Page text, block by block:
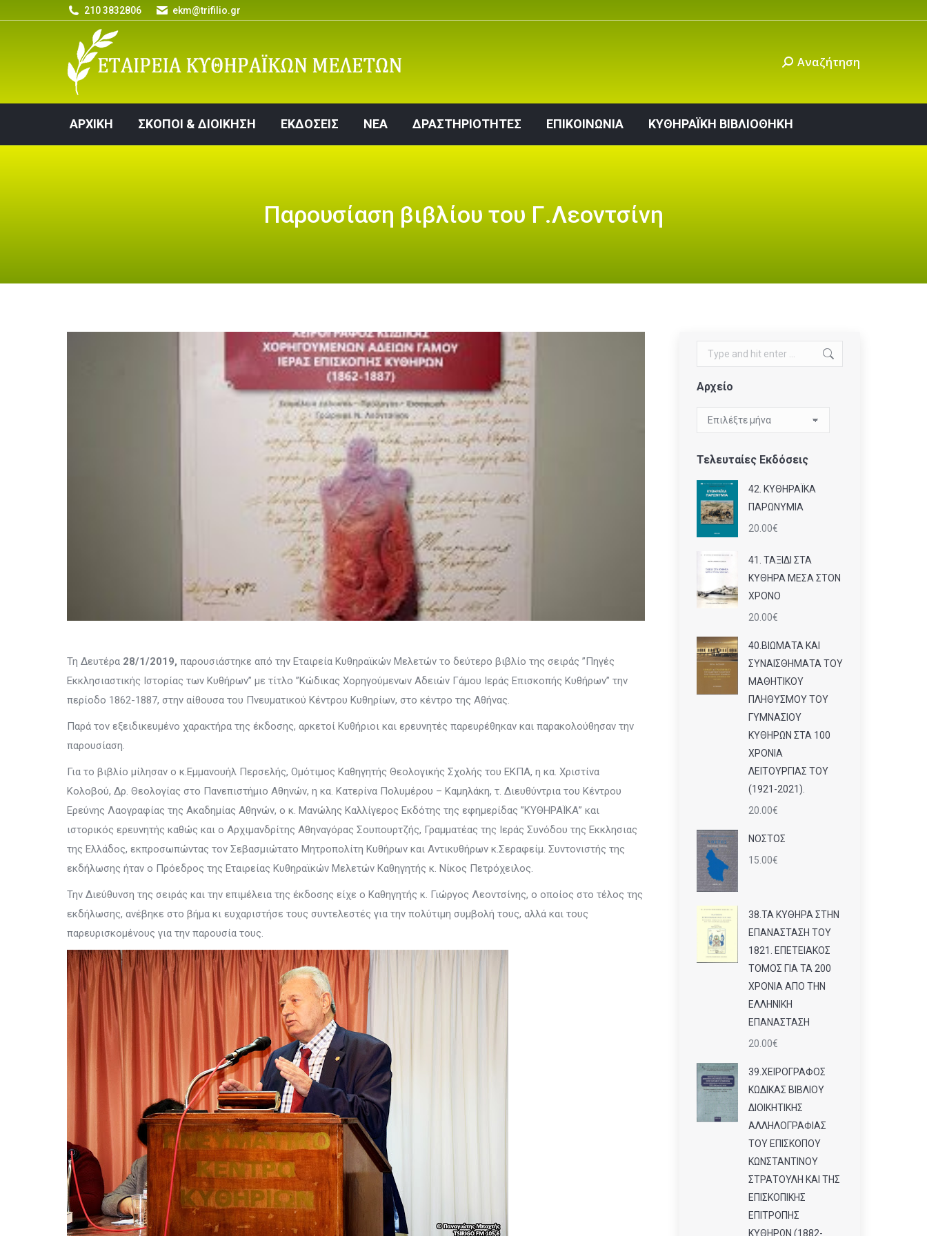
210 3832806 ekm@trifilio.gr
Αναζήτηση
ΑΡΧΙΚΗ ΣΚΟΠΟΙ & ΔΙΟΙΚΗΣΗ ΕΚΔΟΣΕΙΣ ΝΕΑ ΔΡΑΣΤΗΡΙΟΤΗΤΕΣ ΕΠΙΚΟΙΝΩΝΙΑ ΚΥΘΗΡΑΪΚΗ ΒΙΒΛΙΟΘΗΚΗ
Παρουσίαση βιβλίου του Γ.Λεοντσίνη
Τη Δευτέρα 28/1/2019, παρουσιάστηκε από την Εταιρεία Κυθηραϊκών Μελετών το δεύτερο βιβλίο της σειράς ”Πηγές
Εκκλησιαστικής Ιστορίας των Κυθήρων” με τίτλο ”Κώδικας Χορηγούμενων Αδειών Γάμου Ιεράς Επισκοπής Κυθήρων” την
περίοδο 1862-1887, στην αίθουσα του Πνευματικού Κέντρου Κυθηρίων, στο κέντρο της Αθήνας.
Παρά τον εξειδικευμένο χαρακτήρα της έκδοσης, αρκετοί Κυθήριοι και ερευνητές παρευρέθηκαν και παρακολούθησαν την
παρουσίαση.
Για το βιβλίο μίλησαν ο κ.Εμμανουήλ Περσελής, Ομότιμος Καθηγητής Θεολογικής Σχολής του ΕΚΠΑ, η κα. Χριστίνα
Κολοβού, Δρ. Θεολογίας στο Πανεπιστήμιο Αθηνών, η κα. Κατερίνα Πολυμέρου – Καμηλάκη, τ. Διευθύντρια του Κέντρου
Ερεύνης Λαογραφίας της Ακαδημίας Αθηνών, ο κ. Μανώλης Καλλίγερος Εκδότης της εφημερίδας ”ΚΥΘΗΡΑΪΚΑ” και
ιστορικός ερευνητής καθώς και ο Αρχιμανδρίτης Αθηναγόρας Σουπουρτζής, Γραμματέας της Ιεράς Συνόδου της Εκκλησιας
της Ελλάδος, εκπροσωπώντας τον Σεβασμιώτατο Μητροπολίτη Κυθήρων και Αντικυθήρων κ.Σεραφείμ. Συντονιστής της
εκδήλωσης ήταν ο Πρόεδρος της Εταιρείας Κυθηραϊκών Μελετών Καθηγητής κ. Νίκος Πετρόχειλος.
Την Διεύθυνση της σειράς και την επιμέλεια της έκδοσης είχε ο Καθηγητής κ. Γιώργος Λεοντσίνης, ο οποίος στο τέλος της
εκδήλωσης, ανέβηκε στο βήμα κι ευχαριστήσε τους συντελεστές για την πολύτιμη συμβολή τους, αλλά και τους
παρευρισκομένους για την παρουσία τους.
Search:
Αρχείο
Αρχείο
Τελευταίες Εκδόσεις
42. ΚΥΘΗΡΑΪΚΑ
ΠΑΡΩΝΥΜΙΑ
20.00€
41. ΤΑΞΙΔΙ ΣΤΑ
ΚΥΘΗΡΑ ΜΕΣΑ ΣΤΟΝ
ΧΡΟΝΟ
20.00€
40.ΒΙΩΜΑΤΑ ΚΑΙ
ΣΥΝΑΙΣΘΗΜΑΤΑ ΤΟΥ
ΜΑΘΗΤΙΚΟΥ
ΠΛΗΘΥΣΜΟΥ ΤΟΥ
ΓΥΜΝΑΣΙΟΥ
ΚΥΘΗΡΩΝ ΣΤΑ 100
ΧΡΟΝΙΑ
ΛΕΙΤΟΥΡΓΙΑΣ ΤΟΥ
(1921-2021).
20.00€
ΝΟΣΤΟΣ
15.00€
38.ΤΑ ΚΥΘΗΡΑ ΣΤΗΝ
ΕΠΑΝΑΣΤΑΣΗ ΤΟΥ
1821. ΕΠΕΤΕΙΑΚΟΣ
ΤΟΜΟΣ ΓΙΑ ΤΑ 200
ΧΡΟΝΙΑ ΑΠΟ ΤΗΝ
ΕΛΛΗΝΙΚΗ
ΕΠΑΝΑΣΤΑΣΗ
20.00€
39.ΧΕΙΡΟΓΡΑΦΟΣ
ΚΩΔΙΚΑΣ ΒΙΒΛΙΟΥ
ΔΙΟΙΚΗΤΙΚΗΣ
ΑΛΛΗΛΟΓΡΑΦΙΑΣ
ΤΟΥ ΕΠΙΣΚΟΠΟΥ
ΚΩΝΣΤΑΝΤΙΝΟΥ
ΣΤΡΑΤΟΥΛΗ ΚΑΙ ΤΗΣ
ΕΠΙΣΚΟΠΙΚΗΣ
ΕΠΙΤΡΟΠΗΣ
ΚΥΘΗΡΩΝ (1882-
ΑΡΧΙΚΗ ΣΚΟΠΟΙ & ΔΙΟΙΚΗΣΗ ΕΚΔΟΣΕΙΣ ΝΕΑ ΔΡΑΣΤΗΡΙΟΤΗΤΕΣ ΕΠΙΚΟΙΝΩΝΙΑ ΚΥΘΗΡΑΪΚΗ ΒΙΒΛΙΟΘΗΚΗ